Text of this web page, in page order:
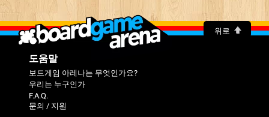
위로
도움말
보드게임 아레나는 무엇인가요?
우리는 누구인가
F.A.Q.
문의 / 지원